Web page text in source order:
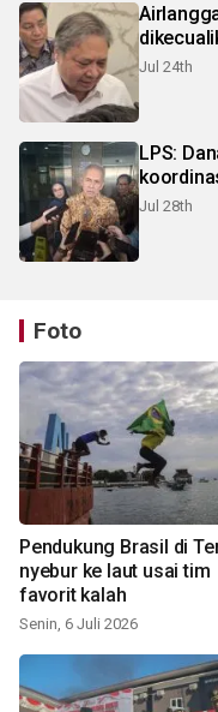
Jul 24th
LPS:
Jul 28th
Foto
Pendukung Brasil di
nyebur ke laut usai tim
favorit kalah
Senin, 6 Juli 2026